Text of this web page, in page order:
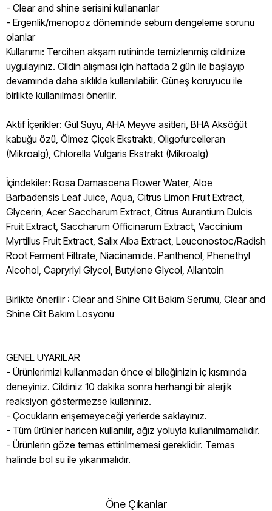
- Clear and shine serisini kullananlar
- Ergenlik/menopoz döneminde sebum dengeleme sorunu
olanlar
Kullanımı: Tercihen akşam rutininde temizlenmiş cildinize
uygulayınız. Cildin alışması için haftada 2 gün ile başlayıp
devamında daha sıklıkla kullanılabilir. Güneş koruyucu ile
birlikte kullanılması önerilir.
Aktif İçerikler: Gül Suyu, AHA Meyve asitleri, BHA Aksöğüt
kabuğu özü, Ölmez Çiçek Ekstraktı, Oligofurcelleran
(Mikroalg), Chlorella Vulgaris Ekstrakt (Mikroalg)
İçindekiler: Rosa Damascena Flower Water, Aloe
Barbadensis Leaf Juice, Aqua, Citrus Limon Fruit Extract,
Glycerin, Acer Saccharum Extract, Citrus Aurantiurn Dulcis
Fruit Extract, Saccharum Officinarum Extract, Vaccinium
Myrtillus Fruit Extract, Salix Alba Extract, Leuconostoc/Radish
Root Ferment Filtrate, Niacinamide. Panthenol, Phenethyl
Alcohol, Capryrlyl Glycol, Butylene Glycol, Allantoin
Birlikte önerilir : Clear and Shine Cilt Bakım Serumu, Clear and
Shine Cilt Bakım Losyonu
GENEL UYARILAR
- Ürünlerimizi kullanmadan önce el bileğinizin iç kısmında
deneyiniz. Cildiniz 10 dakika sonra herhangi bir alerjik
reaksiyon göstermezse kullanınız.
- Çocukların erişemeyeceği yerlerde saklayınız.
- Tüm ürünler haricen kullanılır, ağız yoluyla kullanılmamalıdır.
- Ürünlerin göze temas ettirilmemesi gereklidir. Temas
halinde bol su ile yıkanmalıdır.
Öne Çıkanlar